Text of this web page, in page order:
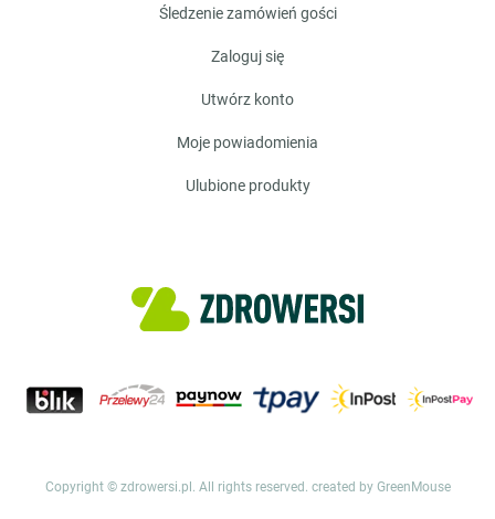
śledzenie zamówień gości
zaloguj się
utwórz konto
moje powiadomienia
ulubione produkty
Copyright © zdrowersi.pl. All rights reserved. created by GreenMouse